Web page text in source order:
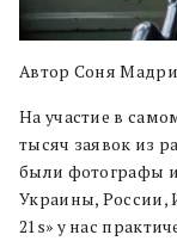
Автор Соня
На участие в
тысяч заявок из
были фотографы
Украины, России,
21s» у нас